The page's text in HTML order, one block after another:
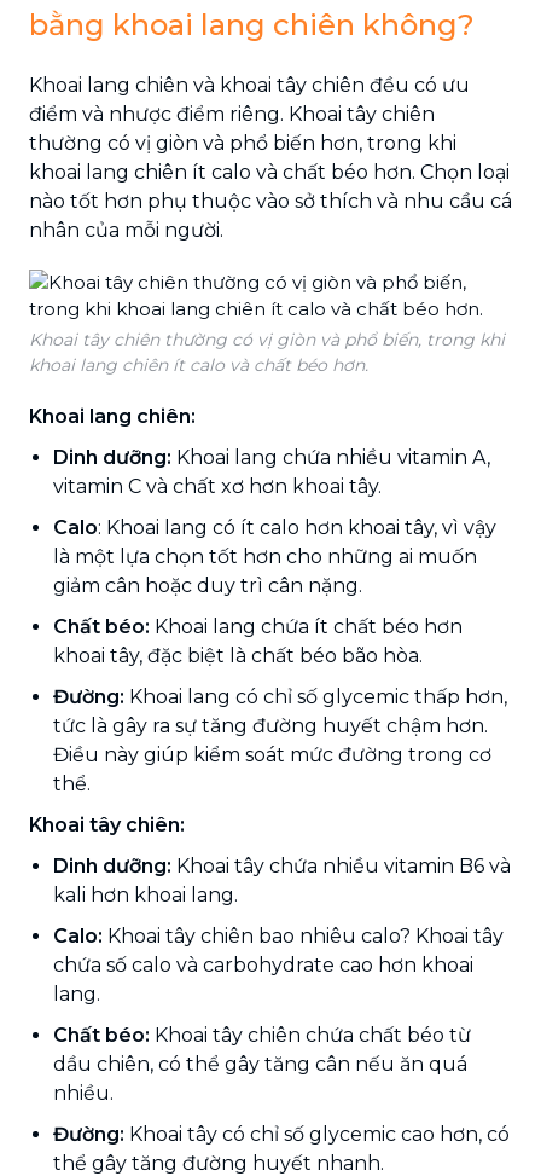
bằng khoai lang chiên không?
Khoai lang chiên và khoai tây chiên đều có ưu
điểm và nhược điểm riêng. Khoai tây chiên
thường có vị giòn và phổ biến hơn, trong khi
khoai lang chiên ít calo và chất béo hơn. Chọn loại
nào tốt hơn phụ thuộc vào sở thích và nhu cầu cá
nhân của mỗi người.
Khoai tây chiên thường có vị giòn và phổ biến, trong khi
khoai lang chiên ít calo và chất béo hơn.
Khoai lang chiên:
Dinh dưỡng: Khoai lang chứa nhiều vitamin A,
vitamin C và chất xơ hơn khoai tây.
Calo: Khoai lang có ít calo hơn khoai tây, vì vậy
là một lựa chọn tốt hơn cho những ai muốn
giảm cân hoặc duy trì cân nặng.
Chất béo: Khoai lang chứa ít chất béo hơn
khoai tây, đặc biệt là chất béo bão hòa.
Đường: Khoai lang có chỉ số glycemic thấp hơn,
tức là gây ra sự tăng đường huyết chậm hơn.
Điều này giúp kiểm soát mức đường trong cơ
thể.
Khoai tây chiên:
Dinh dưỡng: Khoai tây chứa nhiều vitamin B6 và
kali hơn khoai lang.
Calo: Khoai tây chiên bao nhiêu calo? Khoai tây
chứa số calo và carbohydrate cao hơn khoai
lang.
Chất béo: Khoai tây chiên chứa chất béo từ
dầu chiên, có thể gây tăng cân nếu ăn quá
nhiều.
Đường: Khoai tây có chỉ số glycemic cao hơn, có
thể gây tăng đường huyết nhanh.